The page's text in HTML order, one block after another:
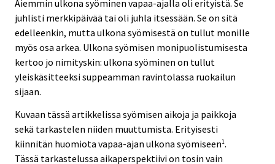
Aiemmin ulkona syöminen vapaa-ajalla oli erityistä. Se
juhlisti merkkipäivää tai oli juhla itsessään. Se on sitä
edelleenkin, mutta ulkona syömisestä on tullut monille
myös osa arkea. Ulkona syömisen monipuolistumisesta
kertoo jo nimityskin: ulkona syöminen on tullut
yleiskäsitteeksi suppeamman ravintolassa ruokailun
sijaan.
Kuvaan tässä artikkelissa syömisen aikoja ja paikkoja
sekä tarkastelen niiden muuttumista. Erityisesti
kiinnitän huomiota vapaa-ajan ulkona syömiseen1.
Tässä tarkastelussa aikaperspektiivi on tosin vain